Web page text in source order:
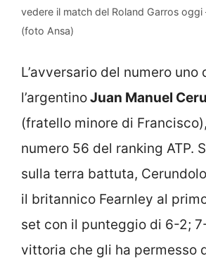
vedere il match del Roland Garros oggi
(foto Ansa)
L’avversario del numero uno
l’argentinoJuan Manuel
(fratello minore di
numero 56 del ranking ATP.
sulla terra battuta,
il britannico Fearnley al
set con il punteggio di 6-2;
vittoria che gli ha permesso